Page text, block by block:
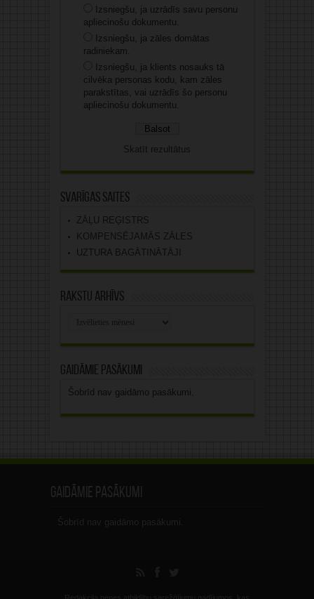
Izsniegšu, ja uzrādīs savu personu
apliecinošu dokumentu.
Izsniegšu, ja zāles domātas
radiniekam.
Izsniegšu, ja klients nosauks tā
cilvēka personas kodu, kam zāles
parakstītas, vai uzrādīs šo personu
apliecinošu dokumentu.
Skatīt rezultātus
Svarīgas saites
ZĀĻU REĢISTRS
KOMPENSĒJAMĀS ZĀLES
UZTURA BAGĀTINĀTĀJI
Rakstu arhīvs
Gaidāmie pasākumi
Šobrīd nav gaidāmo pasākumi.
Gaidāmie pasākumi
Šobrīd nav gaidāmo pasākumi.
Redakcija nenes atbildību sarežģījumu gadījumos, kas